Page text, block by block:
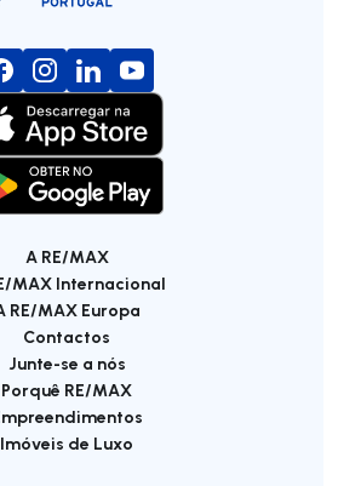
A RE/MAX
MAX Internacional
RE/MAX Europa
Contactos
Junte-se a nós
Porquê RE/MAX
Imóveis de Luxo